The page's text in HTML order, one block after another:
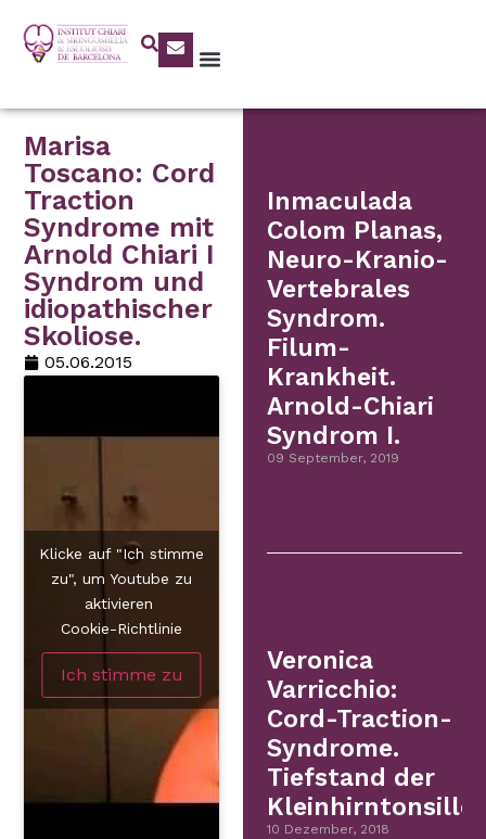
Marisa
Toscano: Cord
Traction
Syndrome mit
Arnold Chiari I
Syndrom und
idiopathischer
Skoliose.
05.06.2015
Klicke auf "Ich stimme
zu", um Youtube zu
aktivieren
Cookie-Richtlinie
Ich stimme zu
Inmaculada
Colom Planas,
Neuro-Kranio-
Vertebrales
Syndrom.
Filum-
Krankheit.
Arnold-Chiari
Syndrom I.
09 September, 2019
Veronica
Varricchio:
Cord-Traction-
Syndrome.
Tiefstand der
10 Dezember, 2018